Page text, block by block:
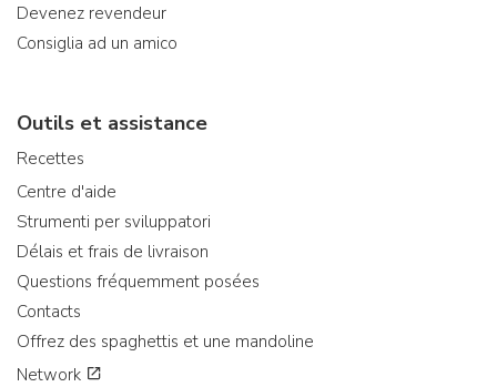
Devenez revendeur
Consiglia ad un amico
Outils et assistance
Recettes
Centre d'aide
Strumenti per sviluppatori
Délais et frais de livraison
Questions fréquemment posées
Contacts
Offrez des spaghettis et une mandoline
Network